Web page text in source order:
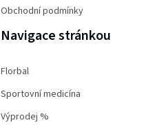
Obchodní podmínky
Navigace stránkou
Florbal
Sportovní medicína
Výprodej %